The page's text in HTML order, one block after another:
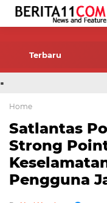
Terbaru
.
Home
Satlantas
Strong
Pengguna